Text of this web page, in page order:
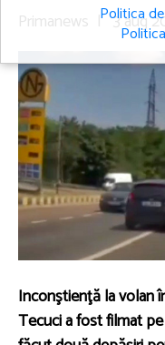
Primanews | 3 aug
Inconştienţă la volan
Tecuci a fost filmat
Politica